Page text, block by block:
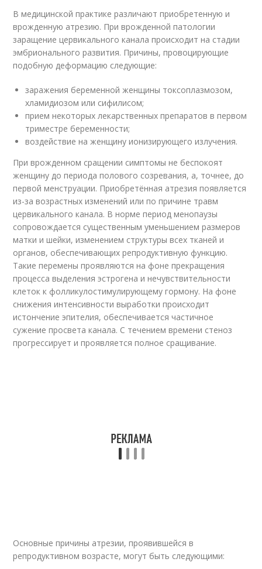
В медицинской практике различают приобретенную и
врожденную атрезию. При врожденной патологии
заращение цервикального канала происходит на стадии
эмбрионального развития. Причины, провоцирующие
подобную деформацию следующие:
заражения беременной женщины токсоплазмозом,
хламидиозом или сифилисом;
прием некоторых лекарственных препаратов в первом
триместре беременности;
воздействие на женщину ионизирующего излучения.
При врожденном сращении симптомы не беспокоят
женщину до периода полового созревания, а, точнее, до
первой менструации. Приобретённая атрезия появляется
из-за возрастных изменений или по причине травм
цервикального канала. В норме период менопаузы
сопровождается существенным уменьшением размеров
матки и шейки, изменением структуры всех тканей и
органов, обеспечивающих репродуктивную функцию.
Такие перемены проявляются на фоне прекращения
процесса выделения эстрогена и нечувствительности
клеток к фолликулостимулирующему гормону. На фоне
снижения интенсивности выработки происходит
истончение эпителия, обеспечивается частичное
сужение просвета канала. С течением времени стеноз
прогрессирует и проявляется полное сращивание.
Основные причины атрезии, проявившейся в
репродуктивном возрасте, могут быть следующими: